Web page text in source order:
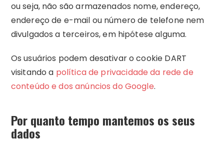
ou seja, não são armazenados nome, endereço,
endereço de e-mail ou número de telefone nem
divulgados a terceiros, em hipótese alguma.
Os usuários podem desativar o cookie DART
visitando a política de privacidade da rede de
conteúdo e dos anúncios do Google.
Por quanto tempo mantemos os seus
dados